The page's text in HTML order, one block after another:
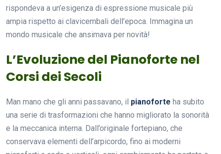
rispondeva a un’esigenza di espressione musicale più
ampia rispetto ai clavicembali dell’epoca. Immagina un
mondo musicale che ansimava per novità!
L’Evoluzione del Pianoforte nel
Corsi dei Secoli
Man mano che gli anni passavano, il pianoforte ha subito
una serie di trasformazioni che hanno migliorato la sonorità
e la meccanica interna. Dall’originale fortepiano, che
conservava elementi dell’arpicordo, fino ai moderni